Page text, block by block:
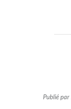
Publié par